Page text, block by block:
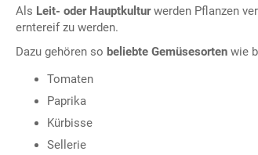
Als Leit- oder Hauptkulturwerden Pflanzen
erntereif zu werden.
Dazu gehören so beliebte Gemüsesorten wie
Tomaten
Paprika
Kürbisse
Sellerie